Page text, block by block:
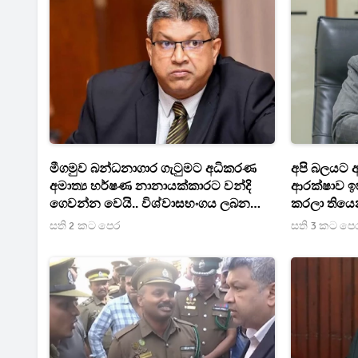
මීගමුව බන්ධනාගාර ගැටුමට අධිකරණ
අමාත්‍ය හර්ෂණ නානායක්කාරට වන්දි
ගෙවන්න වෙයි.. විශ්වාසභංගය ලබන
සතියේ කථානායකවරයාට
සති 2 කට පෙර
අපි බලයට
ආරක්ෂාව
කරලා
ඒවත් දැන්
සති 3 කට